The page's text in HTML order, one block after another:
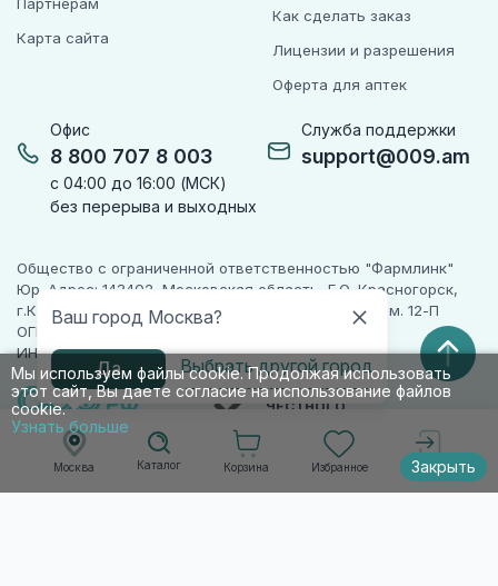
Москва
Ваш город Москва?
Да Выбрать другой город
Каталог Корзина Избранное Войти
Мы используем файлы cookie. Продолжая использовать
этот сайт, Вы даете согласие на использование файлов
cookie.
Узнать больше
Закрыть
Офис
8 800 707 8 003
с 04:00 до 16:00 (МСК)
без перерыва и выходных
Служба поддержки
support@009.am
Партнёрам
Карта сайта
Как сделать заказ
Лицензии и разрешения
Оферта для аптек
Общество с ограниченной ответственностью "Фармлинк"
Юр. Адрес: 143402, Московская область, Г.О. Красногорск,
г.Красногорск, ул. Жуковского, д. 17, помещ. III, ком. 12-П
ОГРН 1225000071955
ИНН 5024223277
ПАРТНЕР
ЧЕСТНОГО